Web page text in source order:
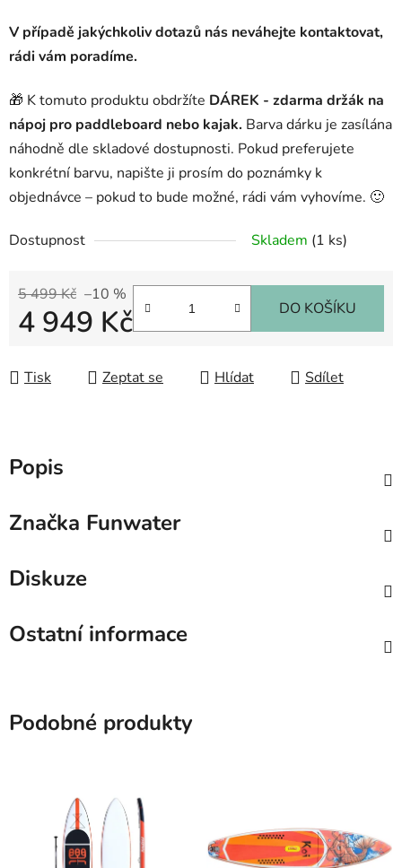
V případě jakýchkoliv dotazů nás neváhejte kontaktovat,
rádi vám poradíme.
🎁 K tomuto produktu obdržíte DÁREK - zdarma držák na
nápoj pro paddleboard nebo kajak. Barva dárku je zasílána
náhodně dle skladové dostupnosti. Pokud preferujete
konkrétní barvu, napište ji prosím do poznámky k
objednávce – pokud to bude možné, rádi vám vyhovíme. 🙂
Dostupnost Skladem (1 ks)
5 499 Kč –10 %
4 949 Kč DO KOŠÍKU
Tisk Zeptat se Hlídat Sdílet
Popis
Značka Funwater
Diskuze
Ostatní informace
Podobné produkty